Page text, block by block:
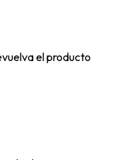
el producto